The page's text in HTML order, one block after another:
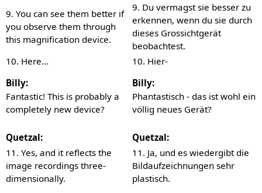
9. You can see them better if
you observe them through
this magnification device.
9. Du vermagst sie besser zu
erkennen, wenn du sie durch
dieses Grossichtgerät
beobachtest.
10. Here…
10. Hier-
Billy:
Billy:
Fantastic! This is probably a
completely new device?
Phantastisch - das ist wohl ein
völlig neues Gerät?
Quetzal:
Quetzal:
11. Yes, and it reflects the
image recordings three-
dimensionally.
11. Ja, und es wiedergibt die
Bildaufzeichnungen sehr
plastisch.